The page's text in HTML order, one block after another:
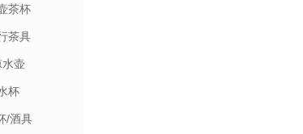
茶杯
茶具
水壶
杯
/酒具